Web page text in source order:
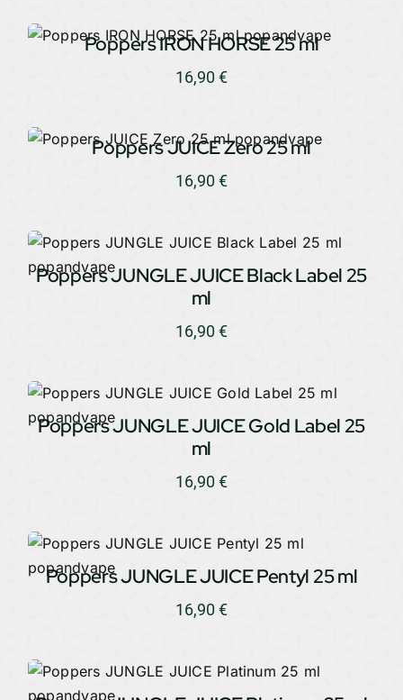
Poppers IRON HORSE 25 ml
16,90 €
Poppers JUICE Zero 25 ml
16,90 €
Poppers JUNGLE JUICE Black Label 25
ml
16,90 €
Poppers JUNGLE JUICE Gold Label 25
ml
16,90 €
Poppers JUNGLE JUICE Pentyl 25 ml
16,90€